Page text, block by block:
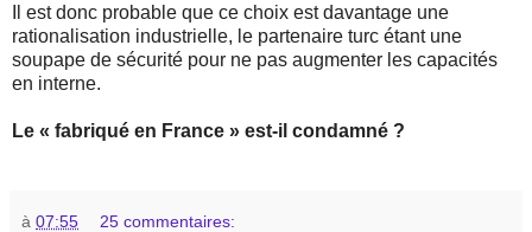
Il est donc probable que ce choix est davantage une
rationalisation industrielle, le partenaire turc étant une
soupape de sécurité pour ne pas augmenter les capacités
en interne.
Le « fabriqué en France » est-il condamné ?
à 07:55 25 commentaires: